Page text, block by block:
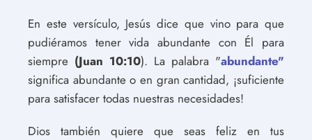
En este versículo, Jesús dice que vino para que
pudiéramos tener vida abundante con Él para
siempre (Juan 10:10). La palabra "abundante"
significa abundante o en gran cantidad, ¡suficiente
para satisfacer todas nuestras necesidades!
Dios también quiere que seas feliz en tus